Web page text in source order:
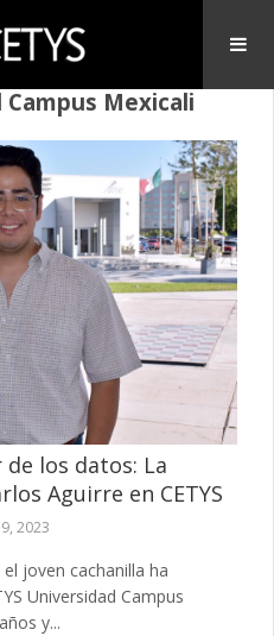
Campus Mexicali
los datos: La
Aguirre en CETYS
2023
joven cachanilla ha
Universidad Campus
y...